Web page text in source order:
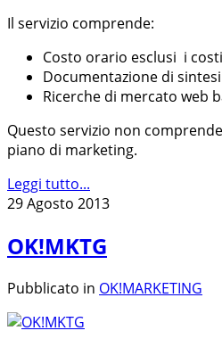
Il servizio comprende:
Costo orario esclusi i
Documentazione di sintesi
Ricerche di mercato web
Questo servizio non
piano di marketing.
Leggi tutto...
29 Agosto 2013
OK!MKTG
Pubblicato in OK!MARKETING